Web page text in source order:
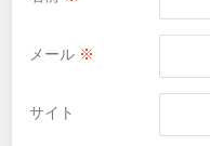
メール ※
サイト